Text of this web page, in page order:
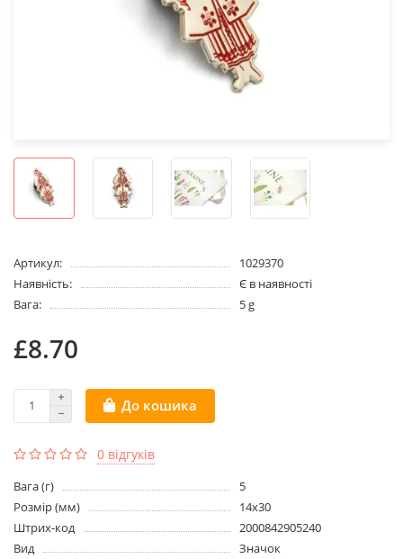
Артикул:
1029370
Наявність:
Є в наявності
Вага:
5 g
£8.70
До кошика
0 відгуків
Вага (г)
5
Розмір (мм)
14x30
Штрих-код
2000842905240
Вид
Значок